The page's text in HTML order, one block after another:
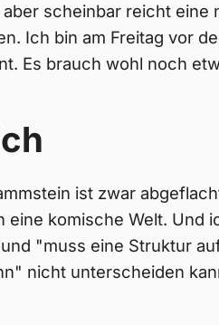
scheinbar reicht eine
Ich bin am Freitag vor
Es brauch wohl noch
ist zwar
eine komische Welt. Und
"muss eine Struktur
nicht unterscheiden